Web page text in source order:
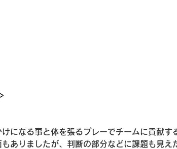
になる事と体を張るプレーでチームに貢献す
ありましたが、判断の部分などに課題も見え